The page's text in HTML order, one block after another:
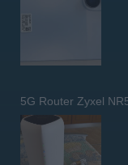
5G Router Zyxel